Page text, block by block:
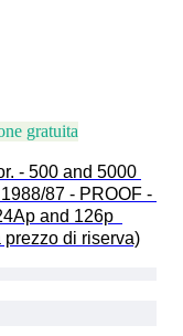
gratuita
- 500 and 5000
87 - PROOF -
and 126p
prezzo di riserva)